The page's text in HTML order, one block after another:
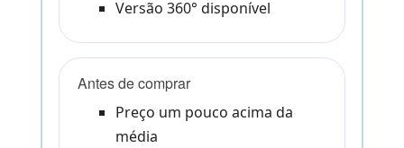
Versão 360° disponível
Antes de comprar
Preço um pouco acima da
média